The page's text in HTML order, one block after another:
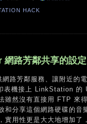
HACK
路芳鄰共享的設定
網路芳鄰服務、讓附近的
表機接上 LinkStation 的
雖然沒有直接用 FTP 來
和分享這個網路硬碟的
實用性更是大大地增加